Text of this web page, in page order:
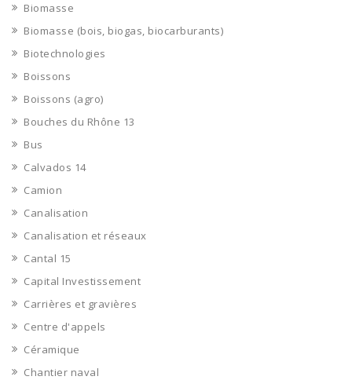
Biomasse
Biomasse (bois, biogas, biocarburants)
Biotechnologies
Boissons
Boissons (agro)
Bouches du Rhône 13
Bus
Calvados 14
Camion
Canalisation
Canalisation et réseaux
Cantal 15
Capital Investissement
Carrières et gravières
Centre d'appels
Céramique
Chantier naval